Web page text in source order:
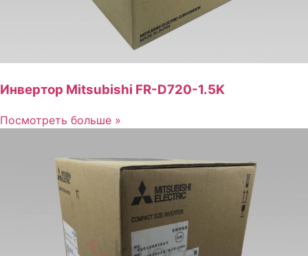
Инвертор Mitsubishi FR-D720-1.5K
Посмотреть больше »